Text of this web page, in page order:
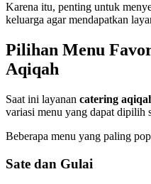
Karena itu, penting untuk
keluarga agar mendapatkan
Pilihan Menu
Aqiqah
Saat ini layanan catering
variasi menu yang dapat dipilih
Beberapa menu yang paling
Sate dan Gulai